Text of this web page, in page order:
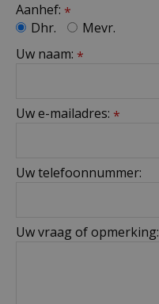
Aanhef: *
Dhr.
Mevr.
Uw naam: *
Uw e-mailadres: *
Uw telefoonnummer:
Uw vraag of opmerking: